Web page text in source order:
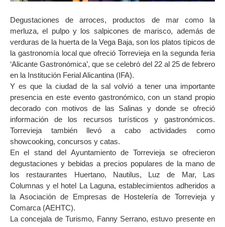
Degustaciones de arroces, productos de mar como la
merluza, el pulpo y los salpicones de marisco, además de
verduras de la huerta de la Vega Baja, son los platos típicos de
la gastronomía local que ofreció Torrevieja en la segunda feria
‘Alicante Gastronómica’, que se celebró del 22 al 25 de febrero
en la Institución Ferial Alicantina (IFA).
Y es que la ciudad de la sal volvió a tener una importante
presencia en este evento gastronómico, con un stand propio
decorado con motivos de las Salinas y donde se ofreció
información de los recursos turísticos y gastronómicos.
Torrevieja también llevó a cabo actividades como
showcooking, concursos y catas.
En el stand del Ayuntamiento de Torrevieja se ofrecieron
degustaciones y bebidas a precios populares de la mano de
los restaurantes Huertano, Nautilus, Luz de Mar, Las
Columnas y el hotel La Laguna, establecimientos adheridos a
la Asociación de Empresas de Hostelería de Torrevieja y
Comarca (AEHTC).
La concejala de Turismo, Fanny Serrano, estuvo presente en